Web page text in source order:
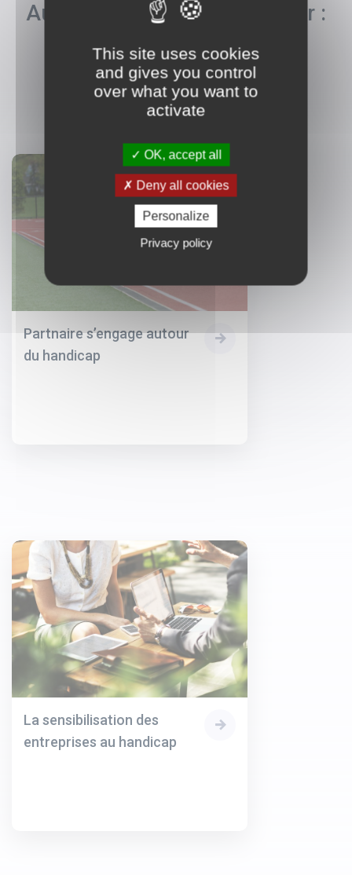
Autres pages de conseils sur :
Partnaire s’engage autour
du handicap
La sensibilisation des
entreprises au handicap
This site uses cookies
and gives you control
over what you want to
activate
OK, accept all
Deny all cookies
Personalize
Privacy policy